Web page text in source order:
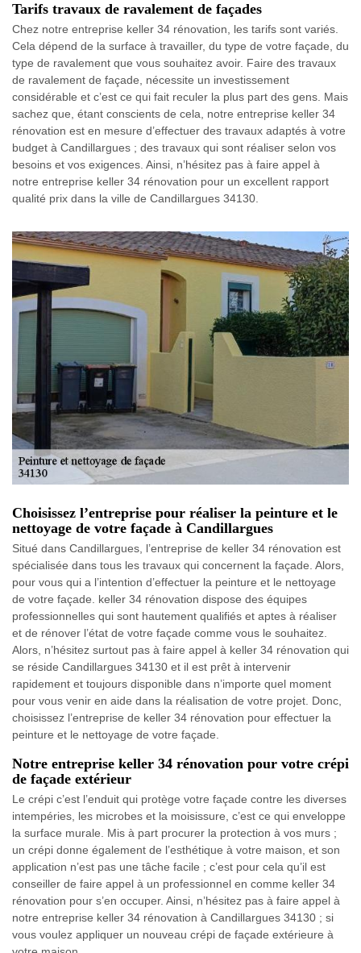
Tarifs travaux de ravalement de façades
Chez notre entreprise keller 34 rénovation, les tarifs sont variés.
Cela dépend de la surface à travailler, du type de votre façade, du
type de ravalement que vous souhaitez avoir. Faire des travaux
de ravalement de façade, nécessite un investissement
considérable et c’est ce qui fait reculer la plus part des gens. Mais
sachez que, étant conscients de cela, notre entreprise keller 34
rénovation est en mesure d’effectuer des travaux adaptés à votre
budget à Candillargues ; des travaux qui sont réaliser selon vos
besoins et vos exigences. Ainsi, n’hésitez pas à faire appel à
notre entreprise keller 34 rénovation pour un excellent rapport
qualité prix dans la ville de Candillargues 34130.
Choisissez l’entreprise pour réaliser la peinture et le
nettoyage de votre façade à Candillargues
Situé dans Candillargues, l’entreprise de keller 34 rénovation est
spécialisée dans tous les travaux qui concernent la façade. Alors,
pour vous qui a l’intention d’effectuer la peinture et le nettoyage
de votre façade. keller 34 rénovation dispose des équipes
professionnelles qui sont hautement qualifiés et aptes à réaliser
et de rénover l’état de votre façade comme vous le souhaitez.
Alors, n’hésitez surtout pas à faire appel à keller 34 rénovation qui
se réside Candillargues 34130 et il est prêt à intervenir
rapidement et toujours disponible dans n’importe quel moment
pour vous venir en aide dans la réalisation de votre projet. Donc,
choisissez l’entreprise de keller 34 rénovation pour effectuer la
peinture et le nettoyage de votre façade.
Notre entreprise keller 34 rénovation pour votre crépi
de façade extérieur
Le crépi c’est l’enduit qui protège votre façade contre les diverses
intempéries, les microbes et la moisissure, c’est ce qui enveloppe
la surface murale. Mis à part procurer la protection à vos murs ;
un crépi donne également de l’esthétique à votre maison, et son
application n’est pas une tâche facile ; c’est pour cela qu’il est
conseiller de faire appel à un professionnel en comme keller 34
rénovation pour s’en occuper. Ainsi, n’hésitez pas à faire appel à
notre entreprise keller 34 rénovation à Candillargues 34130 ; si
vous voulez appliquer un nouveau crépi de façade extérieure à